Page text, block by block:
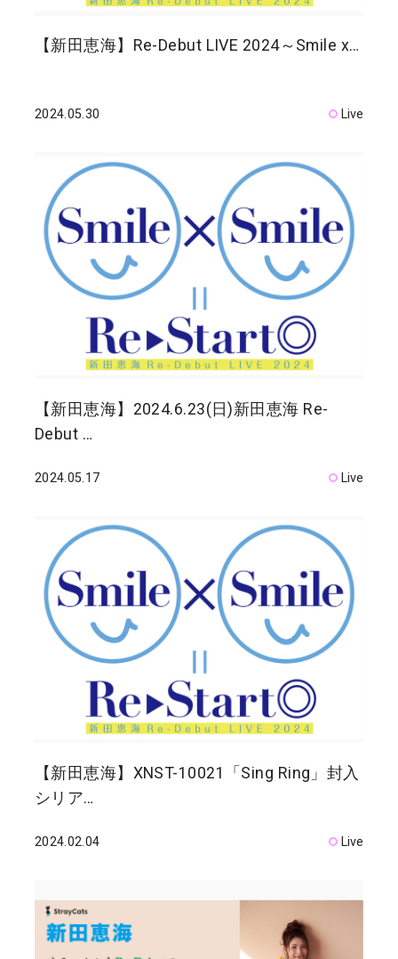
【新田恵海】Re-Debut LIVE 2024～Smile x…
2024.05.30 Live
【新田恵海】2024.6.23(日)新田恵海 Re-
Debut …
2024.05.17 Live
【新田恵海】XNST-10021「Sing Ring」封入
シリア…
2024.02.04 Live